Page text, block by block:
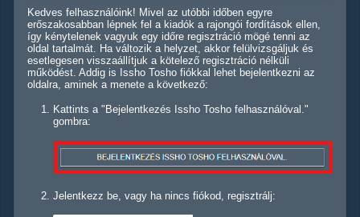
Kedves felhasználóink! Mivel az utóbbi időben egyre
erőszakosabban lépnek fel a kiadók a rajongói fordítások ellen,
így kénytelenek vagyuk egy időre regisztráció mögé tenni az
oldal tartalmát. Ha változik a helyzet, akkor felülvizsgáljuk és
esetlegesen visszaállítjuk a kötelező regisztráció nélküli
működést. Addig is Issho Tosho fiókkal lehet bejelentkezni az
oldalra, aminek a menete a következő:
Kattints a "Bejelentkezés Issho Tosho felhasználóval."
gombra:
Jelentkezz be, vagy ha nincs fiókod, regisztrálj: